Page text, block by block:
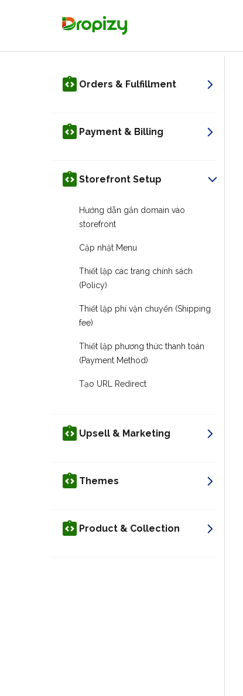
Orders & Fulfillment
Payment & Billing
Storefront Setup
Hướng dẫn gắn domain vào
storefront
Cập nhật Menu
Thiết lập các trang chính sách
(Policy)
Thiết lập phí vận chuyển (Shipping
fee)
Thiết lập phương thức thanh toán
(Payment Method)
Tạo URL Redirect
Upsell & Marketing
Themes
Product & Collection